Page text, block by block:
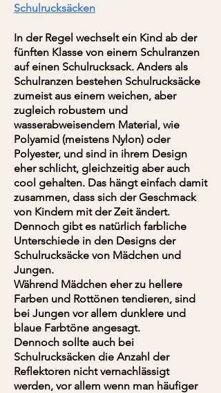
Schulrucksäcken
In der Regel wechselt ein Kind ab der
fünften Klasse von einem Schulranzen
auf einen Schulrucksack. Anders als
Schulranzen bestehen Schulrucksäcke
zumeist aus einem weichen, aber
zugleich robustem und
wasserabweisendem Material, wie
Polyamid (meistens Nylon) oder
Polyester, und sind in ihrem Design
eher schlicht, gleichzeitig aber auch
cool gehalten. Das hängt einfach damit
zusammen, dass sich der Geschmack
von Kindern mit der Zeit ändert.
Dennoch gibt es natürlich farbliche
Unterschiede in den Designs der
Schulrucksäcke von Mädchen und
Jungen.
Während Mädchen eher zu hellere
Farben und Rottönen tendieren, sind
bei Jungen vor allem dunklere und
blaue Farbtöne angesagt.
Dennoch sollte auch bei
Schulrucksäcken die Anzahl der
Reflektoren nicht vernachlässigt
werden, vor allem wenn man häufiger